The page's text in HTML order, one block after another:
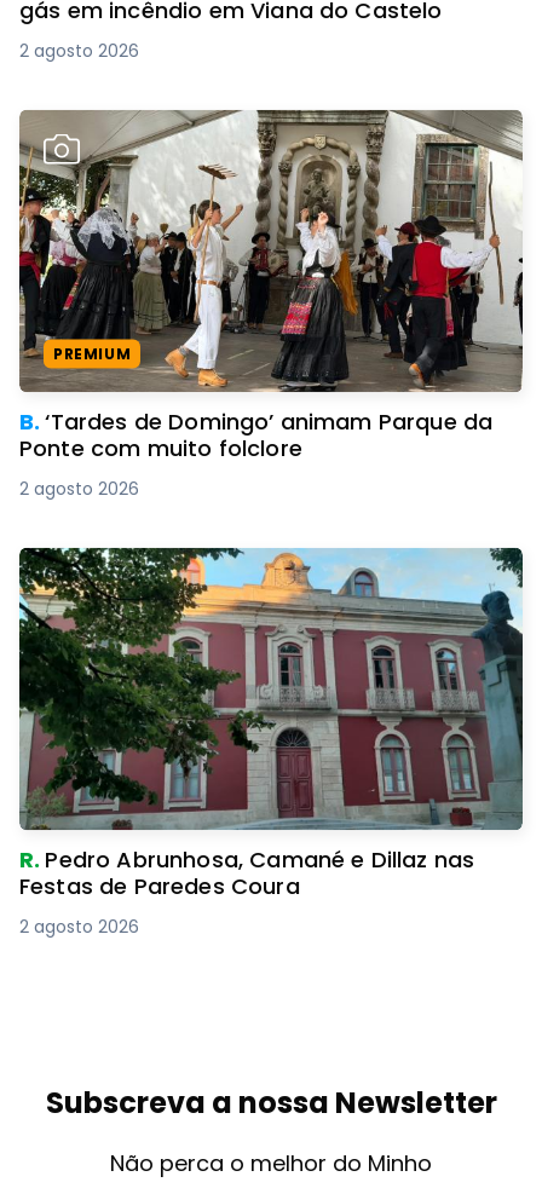
gás em incêndio em Viana do Castelo
2 agosto 2026
PREMIUM
B.‘Tardes de Domingo’ animam Parque da
Ponte com muito folclore
2 agosto 2026
R. Pedro Abrunhosa, Camané e Dillaz nas
Festas de Paredes Coura
2 agosto 2026
Subscreva a nossa Newsletter
Não perca o melhor do Minho